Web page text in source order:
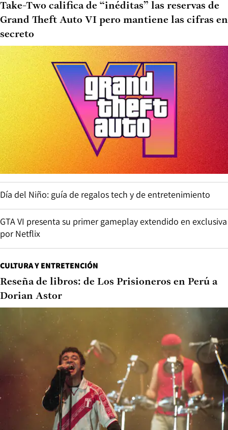
Take-Two califica de “inéditas” las reservas de
Grand Theft Auto VI pero mantiene las cifras en
secreto
Día del Niño: guía de regalos tech y de entretenimiento
GTA VI presenta su primer gameplay extendido en exclusiva
por Netflix
CULTURA Y ENTRETENCIÓN
Reseña de libros: de Los Prisioneros en Perú a
Dorian Astor